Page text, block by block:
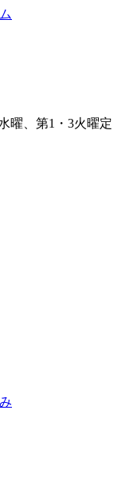
曜、第1・3火曜定